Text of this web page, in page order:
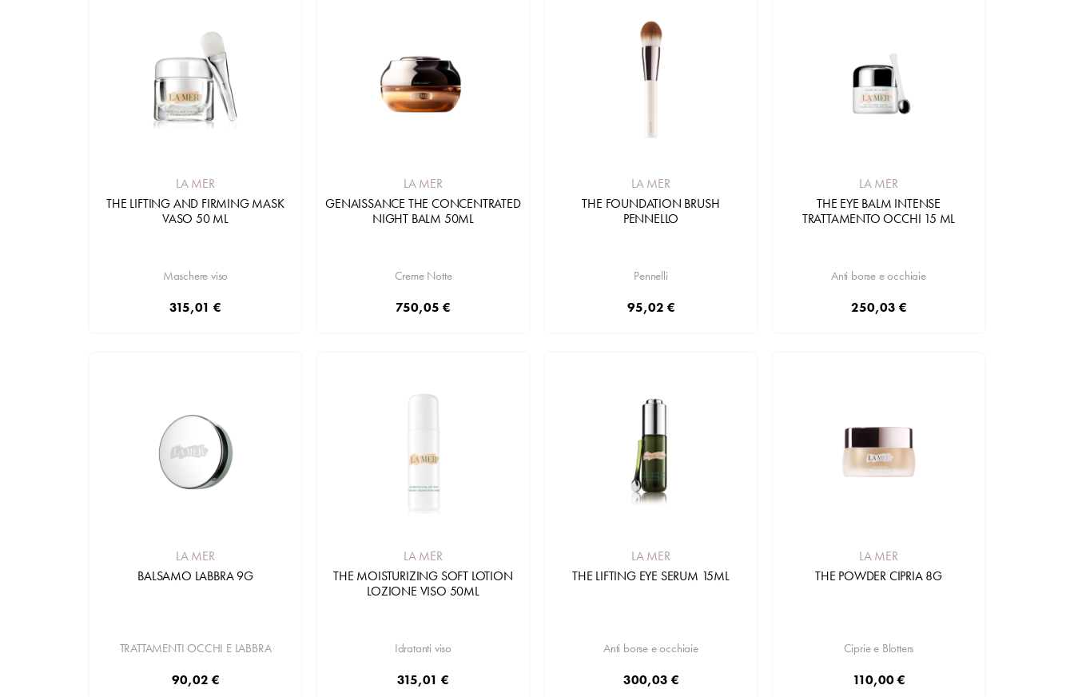
LA MER
THE LIFTING AND FIRMING MASK
VASO 50 ML
Maschere viso
315,01 €
LA MER
GENAISSANCE THE CONCENTRATED
NIGHT BALM 50ML
Creme Notte
750,05 €
LA MER
THE FOUNDATION BRUSH
PENNELLO
Pennelli
95,02 €
LA MER
THE EYE BALM INTENSE
TRATTAMENTO OCCHI 15 ML
Anti borse e occhiaie
250,03 €
LA MER
BALSAMO LABBRA 9G
TRATTAMENTI OCCHI E LABBRA
90,02 €
LA MER
THE MOISTURIZING SOFT LOTION
LOZIONE VISO 50ML
Idratanti viso
315,01 €
LA MER
THE LIFTING EYE SERUM 15ML
Anti borse e occhiaie
300,03 €
LA MER
THE POWDER CIPRIA 8G
Ciprie e Blotters
110,00 €